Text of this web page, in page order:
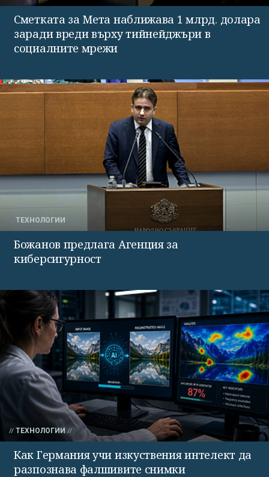
Сметката за Мета наближава 1 млрд. долара
заради вреди върху тийнейджъри в
социалните мрежи
ТЕХНОЛОГИИ
Божанов предлага Агенция за
киберсигурност
ТЕХНОЛОГИИ
Как Германия учи изкуствения интелект да
разпознава фалшивите снимки